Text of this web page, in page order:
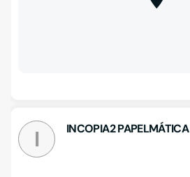
I INCOPIA2 PAPELMÁTICA